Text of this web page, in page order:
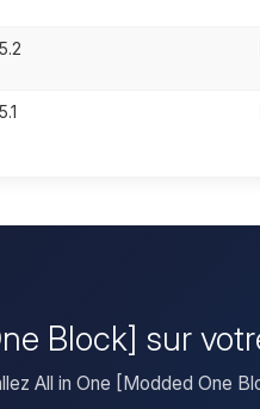
Block] sur
All in One [Modded One